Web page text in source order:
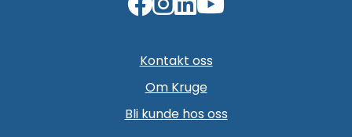
Kontakt oss
Om Kruge
Bli kunde hos oss